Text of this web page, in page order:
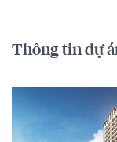
Thông tin dự